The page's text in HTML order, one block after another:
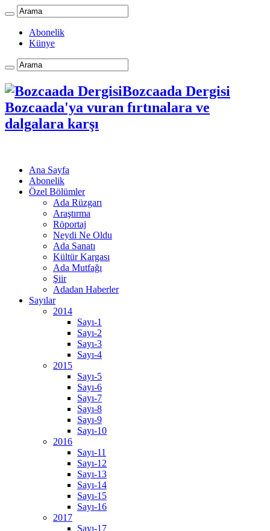
Abonelik
Künye
Bozcaada Dergisi
Bozcaada'ya vuran fırtınalara ve
dalgalara karşı
Ana Sayfa
Abonelik
Özel Bölümler
Ada Rüzgarı
Araştırma
Röportaj
Neydi Ne Oldu
Ada Sanatı
Kültür Kargası
Ada Mutfağı
Şiir
Adadan Haberler
Sayılar
2014
Sayı-1
Sayı-2
Sayı-3
Sayı-4
2015
Sayı-5
Sayı-6
Sayı-7
Sayı-8
Sayı-9
Sayı-10
2016
Sayı-11
Sayı-12
Sayı-13
Sayı-14
Sayı-15
Sayı-16
2017
Sayı-17